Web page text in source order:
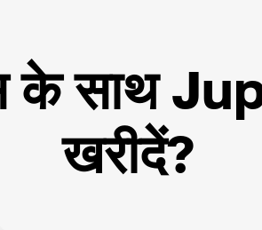
के साथ
खरीदें?